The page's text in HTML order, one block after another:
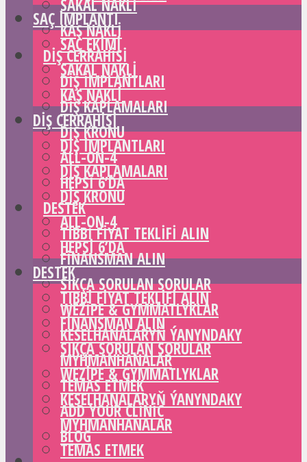
SAKAL NAKLI
KAŞ NAKLI
DIŞ CERRAHISI
DIŞ IMPLANTLARI
DIŞ KAPLAMALARI
DIŞ KRONU
ALL-ON-4
HEPSI 6’DA
DESTEK
TIBBI FIYAT TEKLIFI ALIN
FINANSMAN ALIN
SIKÇA SORULAN SORULAR
WEZIPE & GYMMATLYKLAR
KESELHANALARYŇ ÝANYNDAKY
MYHMANHANALAR
TEMAS ETMEK
ADD YOUR CLINIC
BLOG
SAÇ IMPLANTI
SAÇ EKIMI
SAKAL NAKLI
KAŞ NAKLI
DIŞ CERRAHISI
DIŞ IMPLANTLARI
DIŞ KAPLAMALARI
DIŞ KRONU
ALL-ON-4
HEPSI 6’DA
DESTEK
TIBBI FIYAT TEKLIFI ALIN
FINANSMAN ALIN
SIKÇA SORULAN SORULAR
WEZIPE & GYMMATLYKLAR
KESELHANALARYŇ ÝANYNDAKY
MYHMANHANALAR
TEMAS ETMEK